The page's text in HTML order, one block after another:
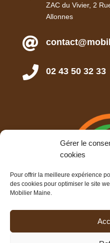
Gérer le
cookies
Pour offrir la meilleure expérience
des cookies pour optimiser le site
Mobilier Maine.
ZAC du Vivier, 2
Allonnes

 02 43 50 32 33